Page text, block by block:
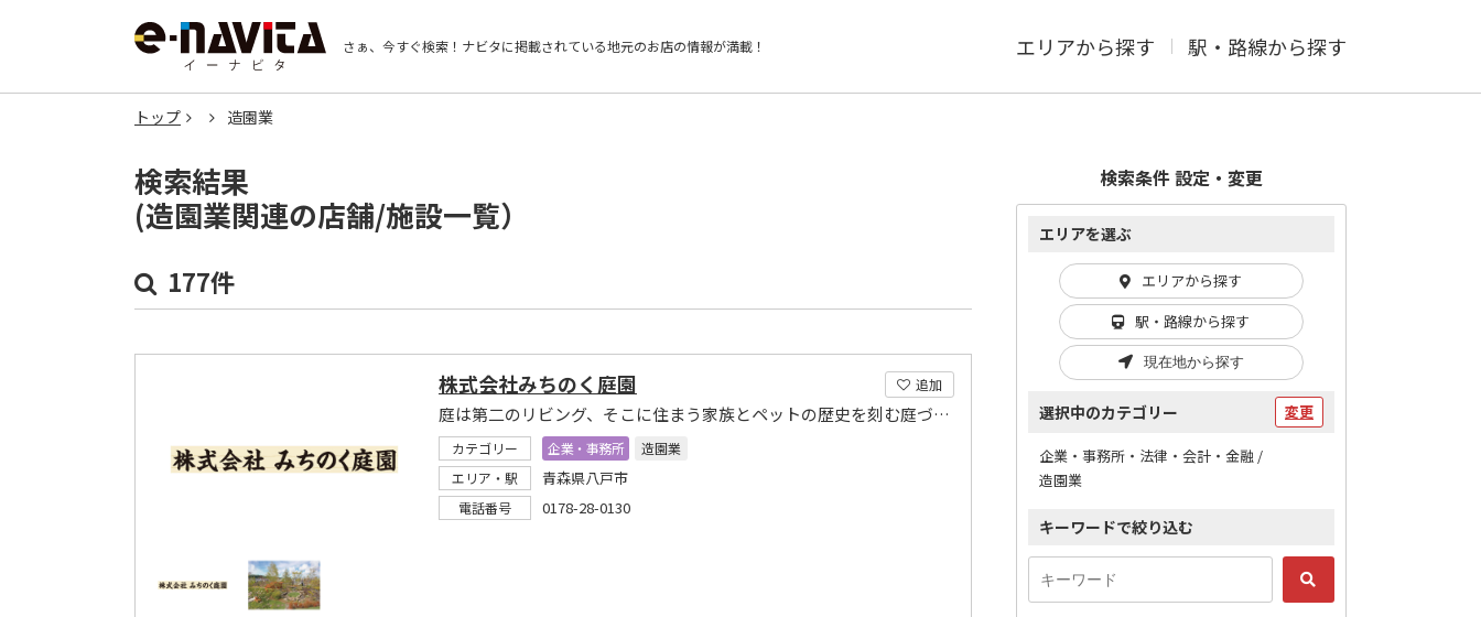
さぁ、今すぐ検索！ ナビタに掲載されている地元のお店の情報が満載！ エリアから探す 駅・路線から探す
トップ 造園業
検索結果
(造園業関連の店舗/施設一覧）
177件
追加
株式会社みちのく庭園
庭は第二のリビング、そこに住まう家族とペットの歴史を刻む庭づくり
カテゴリー 企業・事務所
造園業
エリア・駅
青森県八戸市
電話番号 0178-28-0130
検索条件 設定・変更
エリアを選ぶ
エリアから探す
駅・路線から探す
現在地から探す
選択中のカテゴリー 変更
企業・事務所・法律・会計・金融 /
造園業
キーワードで絞り込む